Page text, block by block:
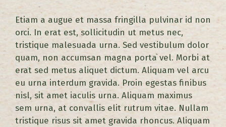
Etiam a augue et massa fringilla pulvinar id non
orci. In erat est, sollicitudin ut metus nec,
tristique malesuada urna. Sed vestibulum dolor
quam, non accumsan magna porta vel. Morbi at
erat sed metus aliquet dictum. Aliquam vel arcu
eu urna interdum gravida. Proin egestas finibus
nisl, sit amet iaculis urna. Aliquam maximus
sem urna, at convallis elit rutrum vitae. Nullam
tristique risus sit amet gravida rhoncus. Aliquam